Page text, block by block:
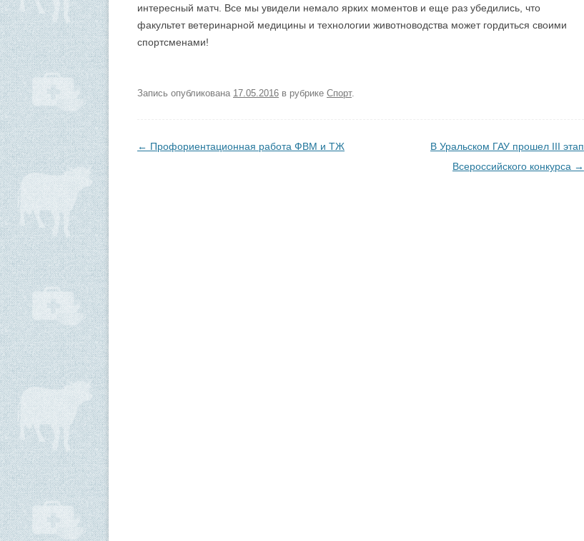
интересный матч. Все мы увидели немало ярких моментов и еще раз убедились, что
факультет ветеринарной медицины и технологии животноводства может гордиться своими
спортсменами!
Запись опубликована 17.05.2016 в рубрике Спорт.
Навигация по записям
← Профориентационная работа ФВМ и ТЖ
В Уральском ГАУ прошел III этап
Всероссийского конкурса →